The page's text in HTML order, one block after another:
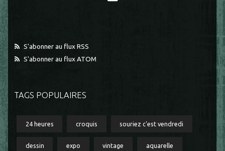
S'abonner au flux RSS
S'abonner au flux ATOM
TAGS POPULAIRES
24 heures croquis souriez c'est vendredi
dessin expo vintage aquarelle